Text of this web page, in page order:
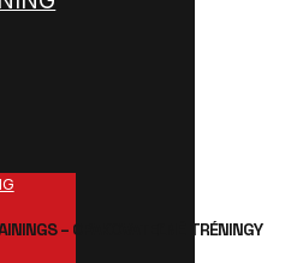
– OPAKOVATEĽNÉ TRÉNINGY